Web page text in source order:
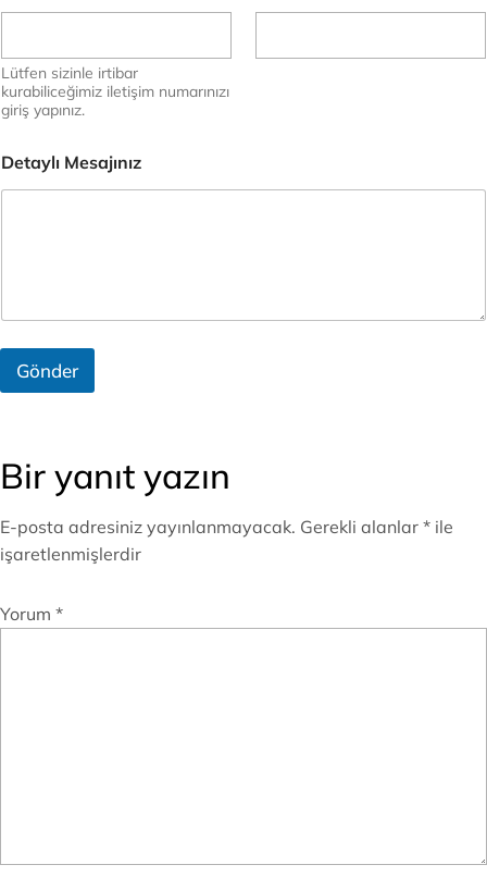
z
e
t
a
y
ı
Lütfen sizinle irtibar
kurabiliceğimiz iletişim numarınızı
giriş yapınız.
Detaylı Mesajınız
Gönder
Bir yanıt yazın
E-posta adresiniz yayınlanmayacak. Gerekli alanlar * ile
işaretlenmişlerdir
Yorum *